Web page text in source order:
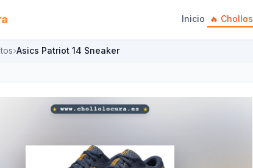
Inicio 🔥 Chollos
Asics Patriot 14 Sneaker